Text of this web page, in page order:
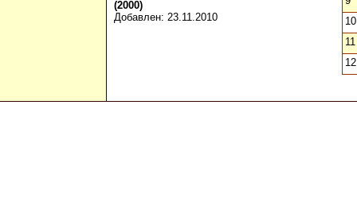
(2000)
Добавлен: 23.11.2010
10
11
12